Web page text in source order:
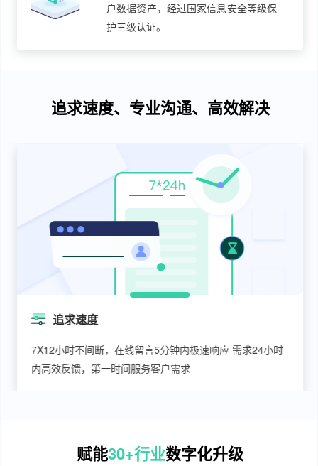
户数据资产，经过国家信息安全等级保
护三级认证。
追求速度、专业沟通、高效解决
高效解决
客户反馈问题需求，快速组织团队，提供专业、高效解决
方案，并快速执行解决问题
赋能30+行业数字化升级